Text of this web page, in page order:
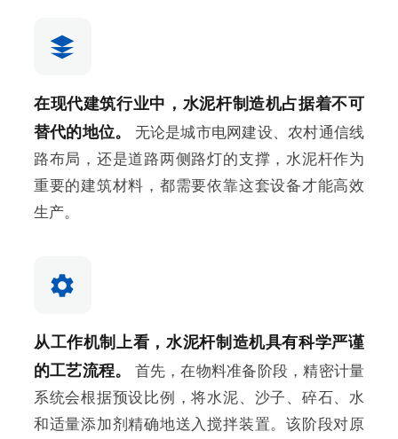
在现代建筑行业中，水泥杆制造机占据着不可
替代的地位。
无论是城市电网建设、农村通信线
路布局，还是道路两侧路灯的支撑，水泥杆作为
重要的建筑材料，都需要依靠这套设备才能高效
生产。
从工作机制上看，水泥杆制造机具有科学严谨
的工艺流程。
首先，在物料准备阶段，精密计量
系统会根据预设比例，将水泥、沙子、碎石、水
和适量添加剂精确地送入搅拌装置。该阶段对原